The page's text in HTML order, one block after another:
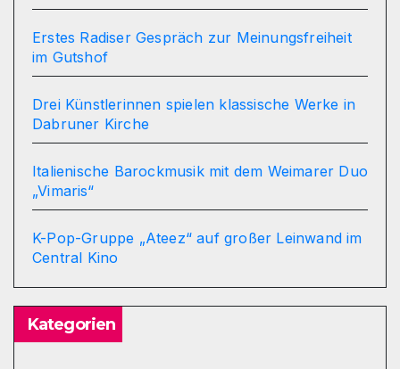
Erstes Radiser Gespräch zur Meinungsfreiheit
im Gutshof
Drei Künstlerinnen spielen klassische Werke in
Dabruner Kirche
Italienische Barockmusik mit dem Weimarer Duo
„Vimaris“
K-Pop-Gruppe „Ateez“ auf großer Leinwand im
Central Kino
Kategorien